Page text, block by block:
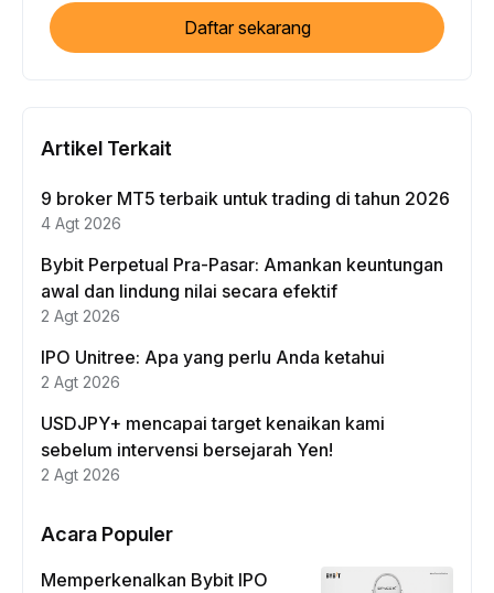
Daftar sekarang
Artikel Terkait
9 broker MT5 terbaik untuk trading di tahun 2026
4 Agt 2026
Bybit Perpetual Pra-Pasar: Amankan keuntungan
awal dan lindung nilai secara efektif
2 Agt 2026
IPO Unitree: Apa yang perlu Anda ketahui
2 Agt 2026
USDJPY+ mencapai target kenaikan kami
sebelum intervensi bersejarah Yen!
2 Agt 2026
Acara Populer
Memperkenalkan Bybit IPO